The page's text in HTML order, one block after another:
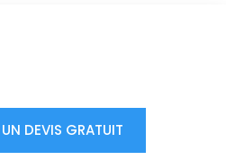
DEVIS GRATUIT